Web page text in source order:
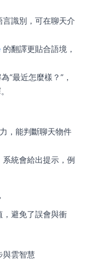
識別，可在聊天介
的翻譯更貼合語境，
“最近怎麼樣？”，
，能判斷聊天物件
統會給出提示，例
避免了誤會與衝
與雲智慧